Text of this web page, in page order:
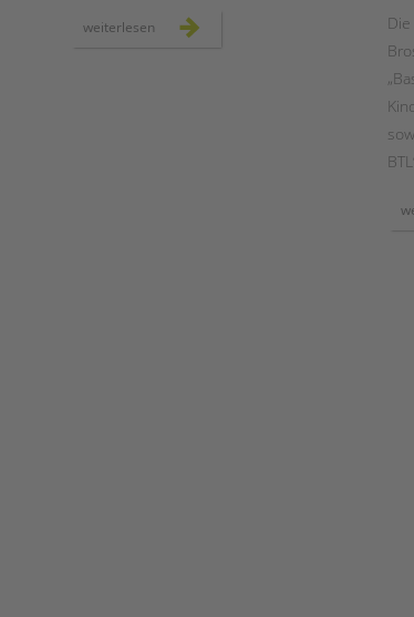
STADTTEILARBEIT
weiterlesen geht
wählen!